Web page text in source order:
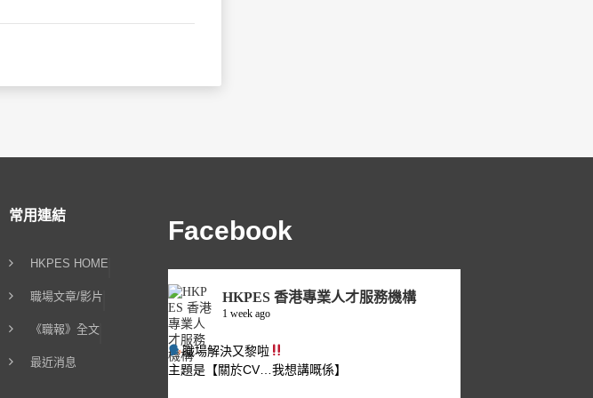
常用連結
HKPES HOME
職場文章/影片
《職報》全文
最近消息
Facebook
HKPES 香港專業人才服務機構
1 week ago
職場解決又黎啦
主題是【關於CV…我想講嘅係】